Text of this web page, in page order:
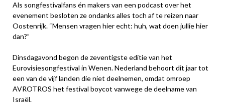
Als songfestivalfans én makers van een podcast over het
evenement besloten ze ondanks alles toch af te reizen naar
Oostenrijk. “Mensen vragen hier echt: huh, wat doen jullie hier
dan?”
Dinsdagavond begon de zeventigste editie van het
Eurovisiesongfestival in Wenen. Nederland behoort dit jaar tot
een van de vijf landen die niet deelnemen, omdat omroep
AVROTROS het festival boycot vanwege de deelname van
Israël.